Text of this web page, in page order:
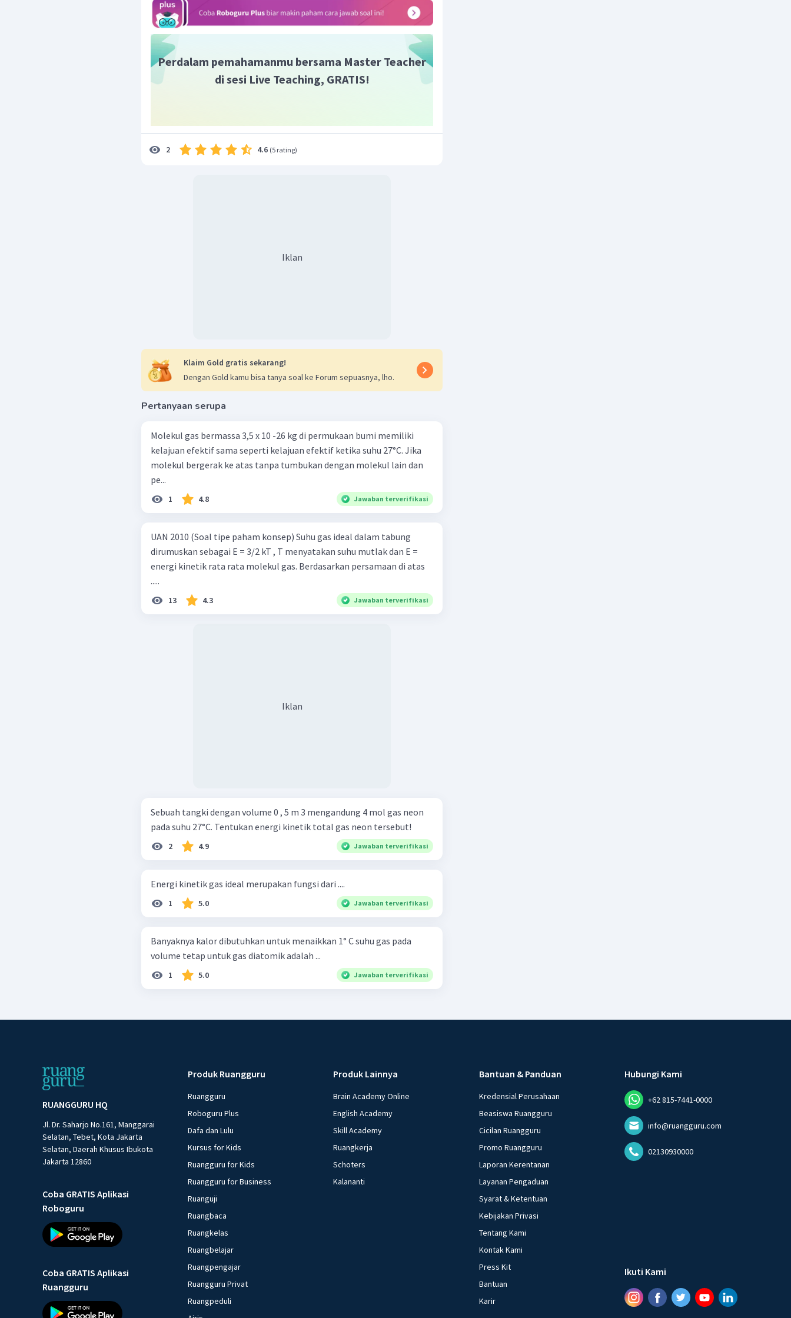
EK −20
Jadi, energi kinetik rata-rata partikel gas tersebut adalah
2,07
Perdalam pemahamanmu bersama Master Teacher
di sesi Live Teaching, GRATIS!
2 4.6 (5 rating)
Iklan
Klaim Gold gratis sekarang!
Dengan Gold kamu bisa tanya soal ke Forum sepuasnya, lho.
Pertanyaan serupa
Molekul gas bermassa 3,5 x 10 -26 kg di permukaan bumi memiliki
kelajuan efektif sama seperti kelajuan efektif ketika suhu 27°C. Jika
molekul bergerak ke atas tanpa tumbukan dengan molekul lain dan
pe...
1 4.8 Jawaban terverifikasi
UAN 2010 (Soal tipe paham konsep) Suhu gas ideal dalam tabung
dirumuskan sebagai E = 3/2 kT , T menyatakan suhu mutlak dan E =
energi kinetik rata rata molekul gas. Berdasarkan persamaan di atas
.....
13 4.3 Jawaban terverifikasi
Iklan
Sebuah tangki dengan volume 0 , 5 m 3 mengandung 4 mol gas neon
pada suhu 27°C. Tentukan energi kinetik total gas neon tersebut!
2 4.9 Jawaban terverifikasi
Energi kinetik gas ideal merupakan fungsi dari ....
1 5.0 Jawaban terverifikasi
Banyaknya kalor dibutuhkan untuk menaikkan 1° C suhu gas pada
volume tetap untuk gas diatomik adalah ...
1 5.0 Jawaban terverifikasi
RUANGGURU HQ
Jl. Dr. Saharjo No.161, Manggarai
Selatan, Tebet, Kota Jakarta
Selatan, Daerah Khusus Ibukota
Jakarta 12860
Coba GRATIS Aplikasi
Roboguru
Coba GRATIS Aplikasi
Ruangguru
Produk Ruangguru
Ruangguru
Roboguru Plus
Dafa dan Lulu
Kursus for Kids
Ruangguru for Kids
Ruangguru for Business
Ruanguji
Ruangbaca
Ruangkelas
Ruangbelajar
Ruangpengajar
Ruangguru Privat
Ruangpeduli
Produk Lainnya
Brain Academy Online
English Academy
Skill Academy
Ruangkerja
Schoters
Kalananti
Bantuan & Panduan
Kredensial Perusahaan
Beasiswa Ruangguru
Cicilan Ruangguru
Promo Ruangguru
Laporan Kerentanan
Layanan Pengaduan
Syarat & Ketentuan
Kebijakan Privasi
Tentang Kami
Kontak Kami
Press Kit
Bantuan
Karir
Hubungi Kami
+62 815-7441-0000
info@ruangguru.com
02130930000
Ikuti Kami